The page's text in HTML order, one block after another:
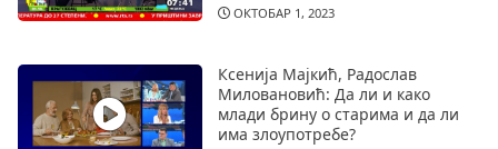
ОКТОБАР 1, 2023
Ксенија Мајкић, Радослав
Миловановић: Да ли и како
млади брину о старима и да ли
има злоупотребе?